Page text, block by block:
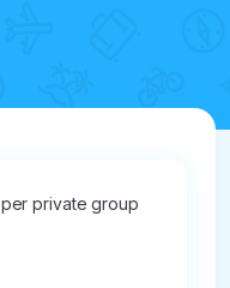
per private group